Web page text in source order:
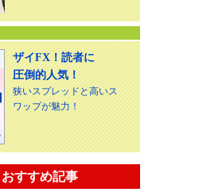
ザイFX！読者に
圧倒的人気！
狭いスプレッドと高いス
ワップが魅力！
すすめ記事